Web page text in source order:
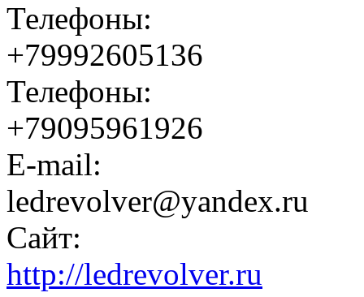
Телефоны:
+79992605136
Телефоны:
+79095961926
E-mail:
ledrevolver@yandex.ru
Сайт:
http://ledrevolver.ru